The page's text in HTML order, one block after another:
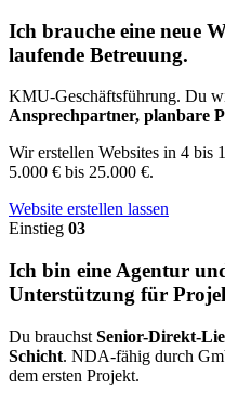
Ich brauche eine neue
laufende Betreuung.
KMU-Geschäftsführung. Du
Ansprechpartner, planbare
Wir erstellen Websites in 4 bis
5.000 € bis 25.000 €.
Website erstellen lassen
Einstieg 03
Ich bin eine Agentur
Unterstützung für
Du brauchst Senior-Direkt-
Schicht. NDA-fähig durch
dem ersten Projekt.